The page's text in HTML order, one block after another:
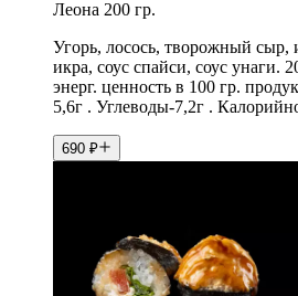
Леона 200 гр.
Угорь, лосось, творожный сыр,
икра, соус спайси, соус унаги.
энерг. ценность в 100 гр.
5,6г . Углеводы-7,2г .
690 ₽